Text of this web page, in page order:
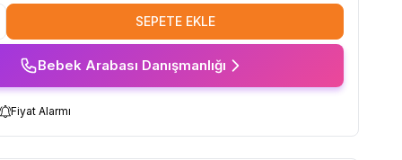
SEPETE EKLE
Bebek Arabası Danışmanlığı
Fiyat Alarmı